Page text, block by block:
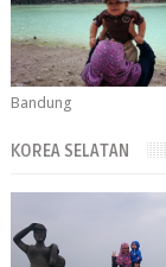
Bandung
KOREA SELATAN